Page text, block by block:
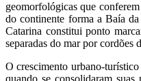
geomorfológicas que
do continente forma a Baía
Catarina constitui ponto
separadas do mar por cordões
O crescimento urbano-
quando se consolidaram